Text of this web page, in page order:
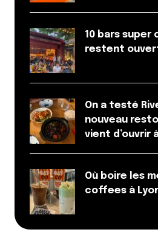
Dis-nous tout*
Enregistrer mon nom, mon e-
Et bim !
10 bars super
restent
On a testé
nouveau
vient d’ouvrir
Où boire les
coffees à